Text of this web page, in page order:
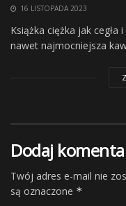
narzekają na te
ten sposób: Z
które pojawiły się już
częstego
pozostawić je w
rzeczywisty minus ten
W badaniu
16 LISTOPADA 2023
Książka ciężka jak
nawet najmocniejsza
Dodaj
Twój adres e-mail nie
są oznaczone *